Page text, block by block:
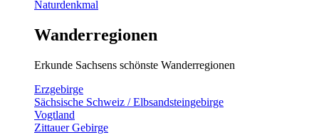
Naturdenkmal
Wanderregionen
Erkunde Sachsens schönste Wanderregionen
Erzgebirge
Sächsische Schweiz / Elbsandsteingebirge
Vogtland
Zittauer Gebirge